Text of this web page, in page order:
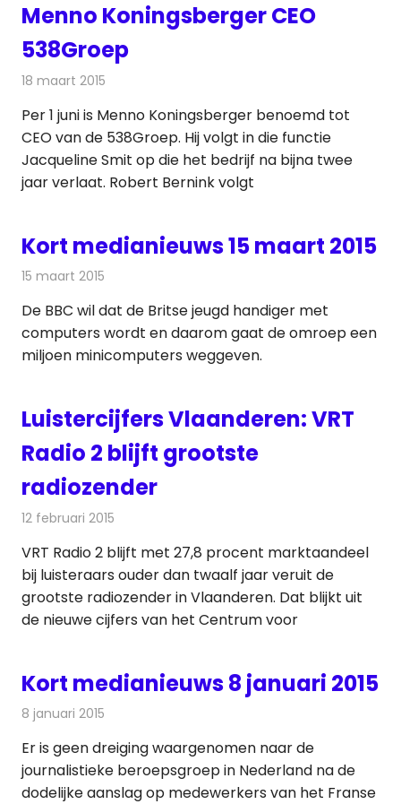
Menno Koningsberger CEO
538Groep
18 maart 2015
Per 1 juni is Menno Koningsberger benoemd tot
CEO van de 538Groep. Hij volgt in die functie
Jacqueline Smit op die het bedrijf na bijna twee
jaar verlaat. Robert Bernink volgt
Kort medianieuws 15 maart 2015
15 maart 2015
De BBC wil dat de Britse jeugd handiger met
computers wordt en daarom gaat de omroep een
miljoen minicomputers weggeven.
Luistercijfers Vlaanderen: VRT
Radio 2 blijft grootste
radiozender
12 februari 2015
VRT Radio 2 blijft met 27,8 procent marktaandeel
bij luisteraars ouder dan twaalf jaar veruit de
grootste radiozender in Vlaanderen. Dat blijkt uit
de nieuwe cijfers van het Centrum voor
Kort medianieuws 8 januari 2015
8 januari 2015
Er is geen dreiging waargenomen naar de
journalistieke beroepsgroep in Nederland na de
dodelijke aanslag op medewerkers van het Franse